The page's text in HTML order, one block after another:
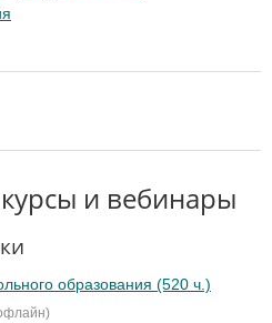
и вебинары
образования (520 ч.)